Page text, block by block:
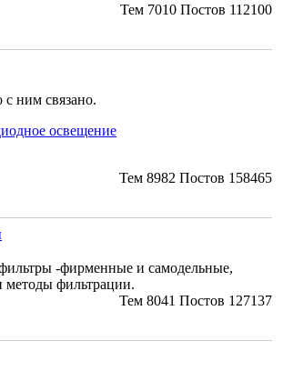
Тем 7010 Постов 112100
с ним связано.
освещение
Тем 8982 Постов 158465
-фирменные и самодельные,
методы фильтрации.
Тем 8041 Постов 127137